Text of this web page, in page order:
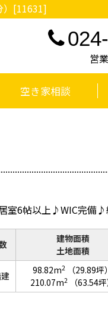
）[11631]
営
空き家相談
室6帖以上♪WIC完備
建物面積
土地面積
98.82m2
（29.89坪）
210.07m2 （63.54坪